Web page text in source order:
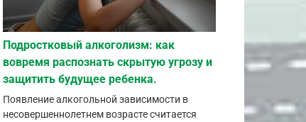
Подростковый алкоголизм: как
вовремя распознать скрытую угрозу и
защитить будущее ребенка.
Появление алкогольной зависимости в
несовершеннолетнем возрасте считается